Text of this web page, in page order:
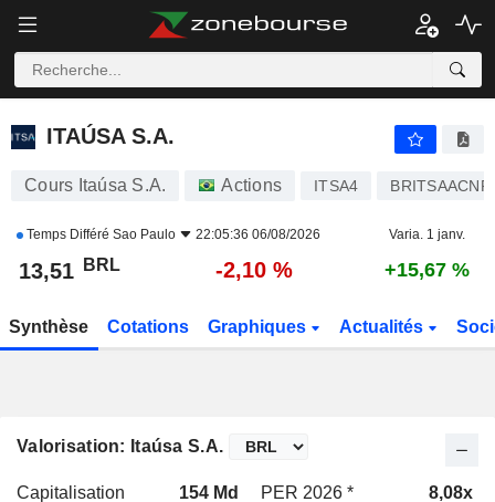
ITAÚSA S.A.
ITAÚSA S.A.
Cours Itaúsa S.A. Actions ITSA4
Temps Différé Sao Paulo 22:05:36 06/08/2026 Varia. 1 janv.
13,51 BRL -2,10 % +15,67 %
Synthèse Cotations Graphiques Actualités
Valorisation: Itaúsa S.A.
Capitalisation 154 Md PER 2026 *
8,08x